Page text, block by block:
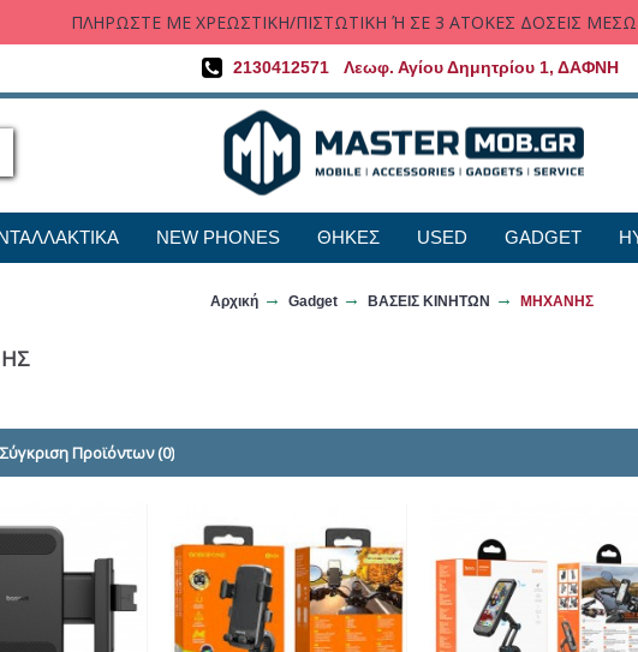
ΠΛΗΡΩΣΤΕ ΜΕ ΧΡΕΩΣΤΙΚΗ/ΠΙΣΤΩΤΙΚΗ Ή ΣΕ 3 ΑΤΟΚΕΣ ΔΟΣΕΙΣ ΜΕΣΩ
2130412571 Λεωφ. Αγίου Δημητρίου 1, ΔΑΦΝΗ
NEW PHONES ΘΗΚΕΣ USED GADGET
Αρχική Gadget ΒΑΣΕΙΣ ΚΙΝΗΤΩΝ ΜΗΧΑΝΗΣ
Σύγκριση Προϊόντων (0)